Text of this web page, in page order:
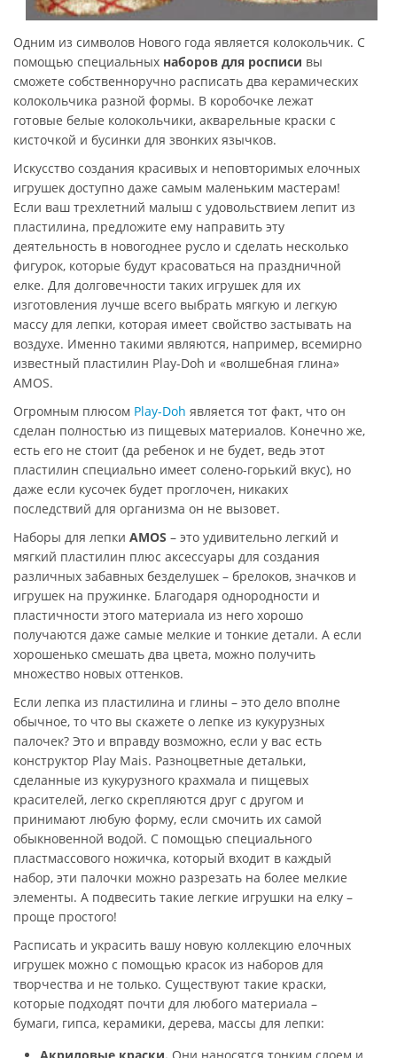
Одним из символов Нового года является колокольчик. С
помощью специальных наборов для росписи вы
сможете собственноручно расписать два керамических
колокольчика разной формы. В коробочке лежат
готовые белые колокольчики, акварельные краски с
кисточкой и бусинки для звонких язычков.
Искусство создания красивых и неповторимых елочных
игрушек доступно даже самым маленьким мастерам!
Если ваш трехлетний малыш с удовольствием лепит из
пластилина, предложите ему направить эту
деятельность в новогоднее русло и сделать несколько
фигурок, которые будут красоваться на праздничной
елке. Для долговечности таких игрушек для их
изготовления лучше всего выбрать мягкую и легкую
массу для лепки, которая имеет свойство застывать на
воздухе. Именно такими являются, например, всемирно
известный пластилин Play-Doh и «волшебная глина»
AMOS.
Огромным плюсом Play-Doh является тот факт, что он
сделан полностью из пищевых материалов. Конечно же,
есть его не стоит (да ребенок и не будет, ведь этот
пластилин специально имеет солено-горький вкус), но
даже если кусочек будет проглочен, никаких
последствий для организма он не вызовет.
Наборы для лепки AMOS – это удивительно легкий и
мягкий пластилин плюс аксессуары для создания
различных забавных безделушек – брелоков, значков и
игрушек на пружинке. Благодаря однородности и
пластичности этого материала из него хорошо
получаются даже самые мелкие и тонкие детали. А если
хорошенько смешать два цвета, можно получить
множество новых оттенков.
Если лепка из пластилина и глины – это дело вполне
обычное, то что вы скажете о лепке из кукурузных
палочек? Это и вправду возможно, если у вас есть
конструктор Play Mais. Разноцветные детальки,
сделанные из кукурузного крахмала и пищевых
красителей, легко скрепляются друг с другом и
принимают любую форму, если смочить их самой
обыкновенной водой. С помощью специального
пластмассового ножичка, который входит в каждый
набор, эти палочки можно разрезать на более мелкие
элементы. А подвесить такие легкие игрушки на елку –
проще простого!
Расписать и украсить вашу новую коллекцию елочных
игрушек можно с помощью красок из наборов для
творчества и не только. Существуют такие краски,
которые подходят почти для любого материала –
бумаги, гипса, керамики, дерева, массы для лепки:
Акриловые краски. Они наносятся тонким слоем и